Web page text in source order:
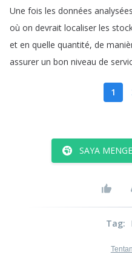
Une fois les données analysées
où on devrait localiser les
et en quelle quantité, de
assurer un bon niveau de
1
SAYA
Tag: